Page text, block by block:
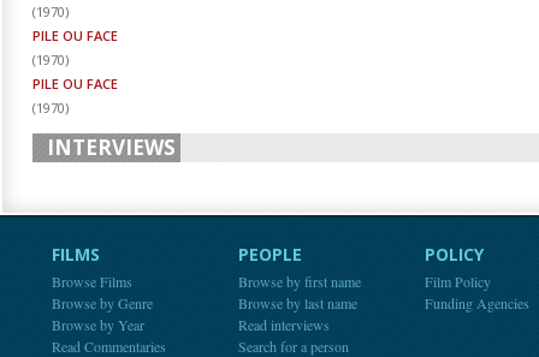
(1970)
PILE OU FACE
(1970)
PILE OU FACE
(1970)
INTERVIEWS
FILMS
Browse Films
Browse by Genre
Browse by Year
Read Commentaries
PEOPLE
Browse by first name
Browse by last name
Read interviews
Search for a person
POLICY
Film Policy
Funding Agencies